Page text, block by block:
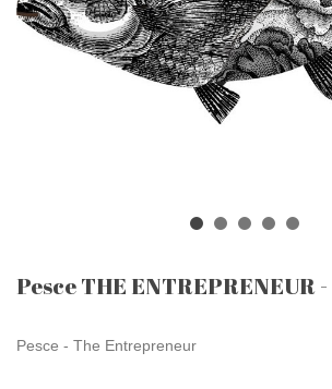
Pesce THE ENTREPRENEUR
Pesce - The Entrepreneur